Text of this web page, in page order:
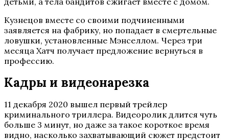
Кузнецов вместе со своими подчиненными
заявляется на фабрику, но попадает в смертельные
ловушки, установленные Мэнселлом. Через три
месяца Хатч получает предложение вернуться в
профессию.
Кадры и видеонарезка
11 декабря 2020 вышел первый трейлер
криминального триллера. Видеоролик длится чуть
больше 3 минут, но даже за такое короткое время
видно, насколько захватывающий сюжет предстоит